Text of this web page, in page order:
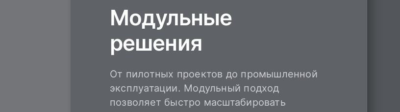
Модульные
решения
От пилотных проектов до промышленной
эксплуатации. Модульный подход
позволяет быстро масштабировать